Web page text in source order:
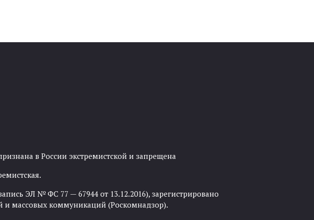
в России экстремистской и запрещена
ЭЛ № ФС 77 — 67944 от 13.12.2016), зарегистрировано
и массовых коммуникаций (Роскомнадзор).